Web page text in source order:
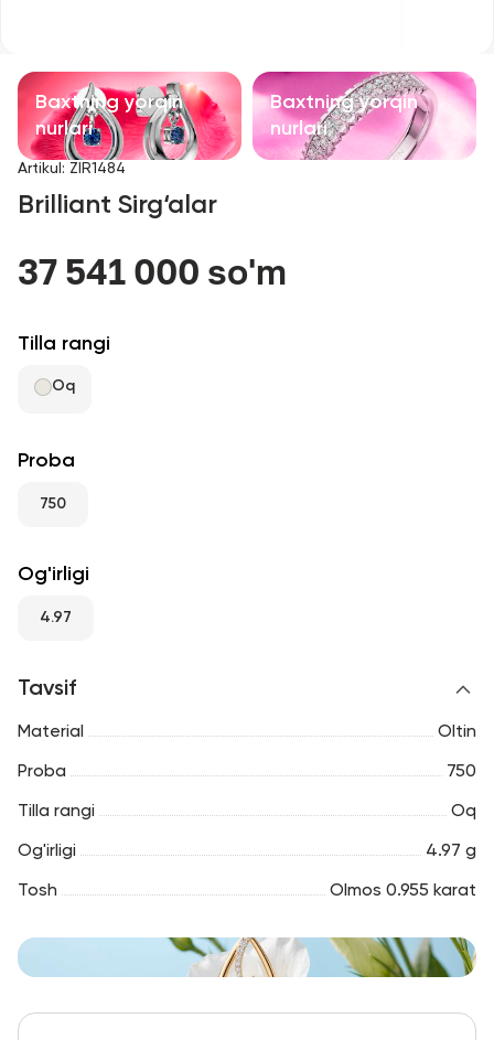
Aksessuarlar
Sevimli
RU
Baxtning yorqin
nurlari
Baxtning yorqin
nurlari
Artikul : ZIR1484
Brilliant Sirg‘alar
37 541 000 so'm
Tilla rangi
Oq
Proba
750
Og'irligi
4.97
Tavsif
Material Oltin
Proba 750
Tilla rangi Oq
Og'irligi 4.97 g
Tosh Olmos 0.955 karat